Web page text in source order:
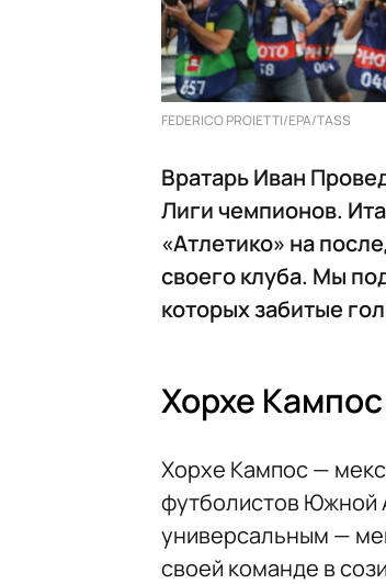
FEDERICO PROIETTI/EPA/TASS
Вратарь Иван
Лиги чемпионов.
«Атлетико» на
своего клуба. Мы
которых забитые
Хорхе Кампос
Хорхе Кампос —
футболистов Южной
универсальным —
своей команде в